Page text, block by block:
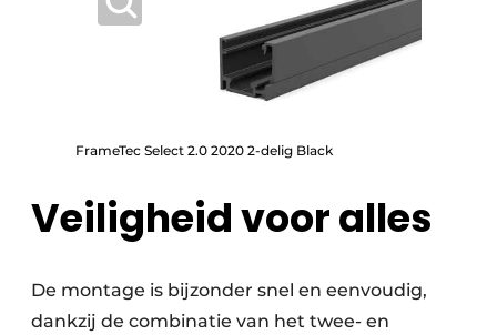
FrameTec Select 2.0 2020 2-delig Black
Veiligheid voor alles
De montage is bijzonder snel en eenvoudig,
dankzij de combinatie van het twee- en